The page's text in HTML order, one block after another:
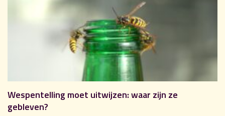
Wespentelling moet uitwijzen: waar zijn ze
gebleven?